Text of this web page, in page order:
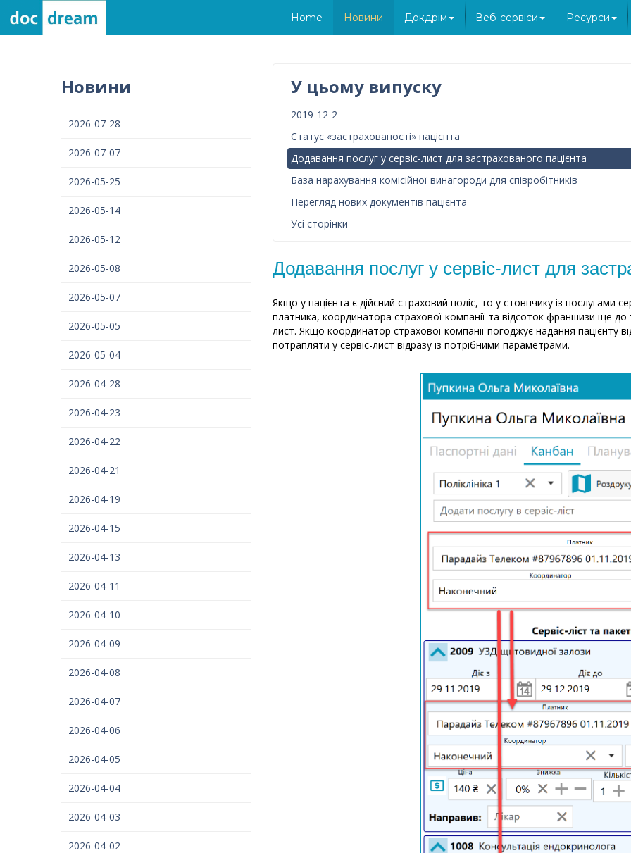
Home Новини Докдрім Веб-сервіси Ресурси
Новини
2026-07-28
2026-07-07
2026-05-25
2026-05-14
2026-05-12
2026-05-08
2026-05-07
2026-05-05
2026-05-04
2026-04-28
2026-04-23
2026-04-22
2026-04-21
2026-04-19
2026-04-15
2026-04-13
2026-04-11
2026-04-10
2026-04-09
2026-04-08
2026-04-07
2026-04-06
2026-04-05
2026-04-04
2026-04-03
2026-04-02
У цьому випуску
2019-12-2
Статус «застрахованості» пацієнта
Додавання послуг у сервіс-лист для застрахованого пацієнта
База нарахування комісійної винагороди для співробітників
Перегляд нових документів пацієнта
Усі сторінки
Додавання послуг у сервіс-лист для
Якщо у пацієнта є дійсний страховий поліс, то у стовпчику із
платника, координатора страхової компанії та відсоток франшизи ще до
лист. Якщо координатор страхової компанії погоджує надання пацієнту
потрапляти у сервіс-лист відразу із потрібними параметрами.